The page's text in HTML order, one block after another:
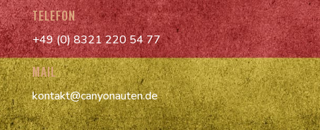
TELEFON
+49 (0) 8321 220 54 77
MAIL
kontakt@canyonauten.de